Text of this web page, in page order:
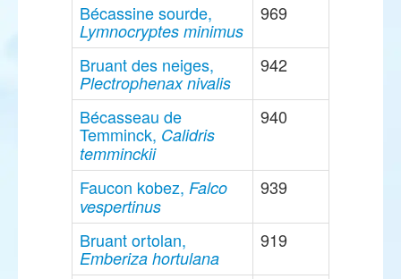
Bécassine sourde,
Lymnocryptes minimus
969
Bruant des neiges,
Plectrophenax nivalis
942
Bécasseau de
Temminck, Calidris
temminckii
940
Faucon kobez, Falco
vespertinus
939
Bruant ortolan,
Emberiza hortulana
919